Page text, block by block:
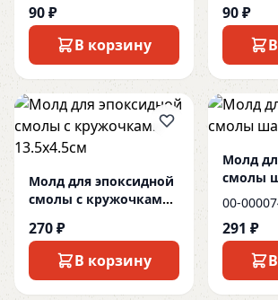
90 ₽
В корзину
90 ₽
Молд для эпоксидной
смолы с кружочками
270 ₽
В корзину
Молд
смолы
00-
291 ₽